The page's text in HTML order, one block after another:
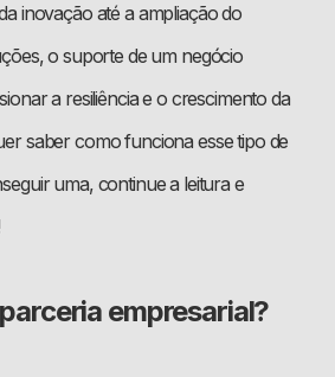
inovação até a ampliação do
o suporte de um negócio
a resiliência e o crescimento da
saber como funciona esse tipo de
uma, continue a leitura e
empresarial?